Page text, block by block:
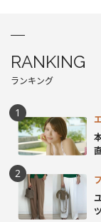
RANKING
ランキング